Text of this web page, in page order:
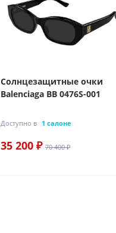
Солнцезащитные очки
Balenciaga BB 0476S-001
Доступно в 1 салоне
35 200 ₽ 70 400 ₽